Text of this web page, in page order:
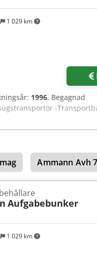
1 029 km
1996, Begagnad
-
Ammann Avh
1 029 km
Aufgabebunker